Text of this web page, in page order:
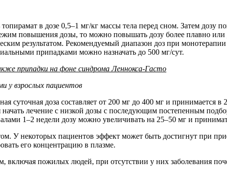
в дозе 0,5–1 мг/кг массы тела перед сном. Затем
повышения дозы, то можно повышать дозу более плавно
результатом. Рекомендуемый диапазон доз при монотерапии
припадками можно назначать до 500 мг/сут.
припадки на фоне синдрома Леннокса-Гасто
у взрослых пациентов
суточная доза составляет от 200 мг до 400 мг и принимается
лечение с низкой дозы с последующим постепенным
1–2 недели дозу можно увеличивать на 25–50 мг и
У некоторых пациентов эффект может быть достигнут при
его концентрацию в плазме.
пожилых людей, при отсутствии у них заболевания